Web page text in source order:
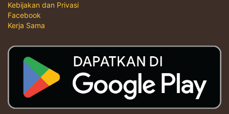
Kebijakan dan Privasi
Facebook
Kerja Sama